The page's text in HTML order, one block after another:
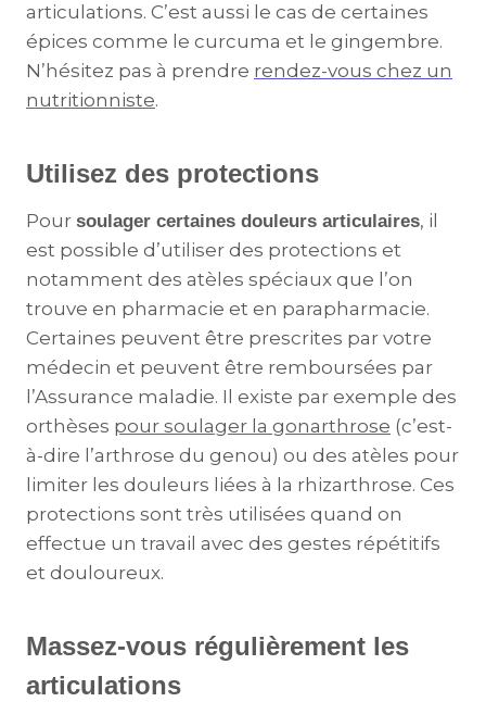
articulations. C’est aussi le cas de certaines
épices comme le curcuma et le gingembre.
N’hésitez pas à prendre rendez-vous chez un
nutritionniste.
Utilisez des protections
Pour soulager certaines douleurs articulaires, il
est possible d’utiliser des protections et
notamment des atèles spéciaux que l’on
trouve en pharmacie et en parapharmacie.
Certaines peuvent être prescrites par votre
médecin et peuvent être remboursées par
l’Assurance maladie. Il existe par exemple des
orthèses pour soulager la gonarthrose (c’est-
à-dire l’arthrose du genou) ou des atèles pour
limiter les douleurs liées à la rhizarthrose. Ces
protections sont très utilisées quand on
effectue un travail avec des gestes répétitifs
et douloureux.
Massez-vous régulièrement les
articulations